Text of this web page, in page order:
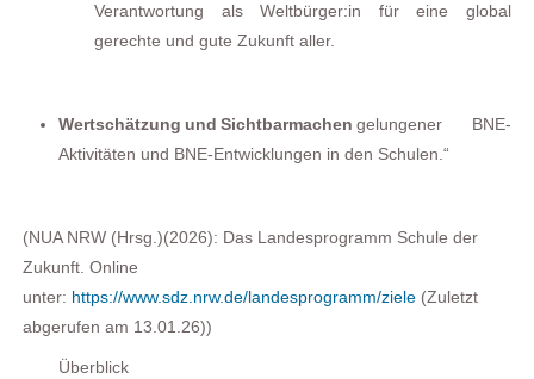
Verantwortung alsWeltbürger:in für eine global
gerechte und gute Zukunft aller.
Wertschätzung und Sichtbarmachen gelungener BNE-
Aktivitäten und BNE-Entwicklungen in den Schulen.“
(NUA NRW (Hrsg.)(2026): Das Landesprogramm Schule der
Zukunft. Online
unter: https://www.sdz.nrw.de/landesprogramm/ziele(Zuletzt
abgerufen am 13.01.26))
Überblick